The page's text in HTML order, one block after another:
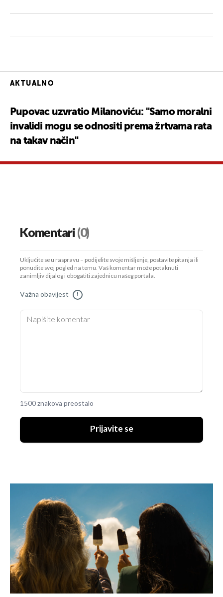
AKTUALNO
Pupovac uzvratio Milanoviću: "Samo moralni
invalidi mogu se odnositi prema žrtvama rata
na takav način"
Komentari(0)
Uključite se u raspravu – podijelite svoje mišljenje, postavite pitanja ili
ponudite svoj pogled na temu. Vaš komentar može potaknuti
zanimljiv dijalog i obogatiti zajednicu našeg portala.
Važna obavijest !
1500 znakova preostalo
Prijavite se